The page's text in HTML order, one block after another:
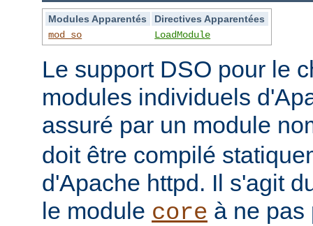
Modules Apparentés
Directives Apparentées
mod_so
LoadModule
Le support DSO pour le
modules individuels
assuré par un module
doit être compilé
d'Apache httpd. Il s'agit
le module core à ne pas